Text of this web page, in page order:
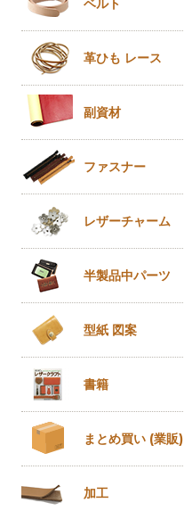
革ひも レース
副資材
ファスナー
レザーチャーム
半製品中パーツ
型紙 図案
書籍
まとめ買い (業販)
加工